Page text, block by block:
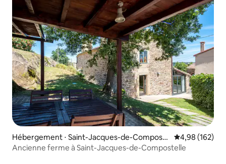
Hébergement ⋅ Saint-Jacques-de-Composte
lle
Évaluation
4,98 (162)
Ancienne ferme à Saint-Jacques-de-Compostelle